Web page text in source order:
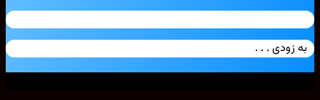
زودی . . .